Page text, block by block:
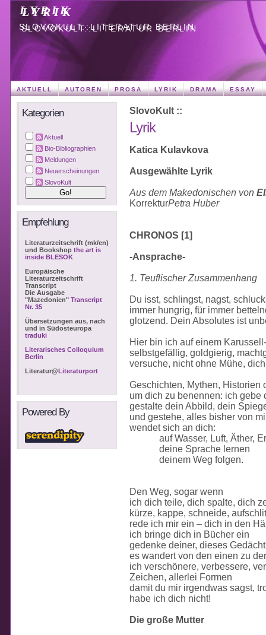
LYRIK
SLOVOKULT::LITERATUR BERLIN
AKTUELL AUTOREN PROSA LYRIK DRAMA ESSAY
Kategorien
Aktuell
Bio-Bibliographien
Meldungen
Neuerscheinungen
SlovoKult
Empfehlung
Literaturzeitschrift (mk/en)
und Bookshop the art is
inside BLESOK
Europäische
Literaturzeitschrift
Transcript
Die Ausgabe
"Mazedonien" Transcript
Nr. 35
Übersetzungen aus, nach
und in Südosteuropa
traduki
Literarisches Colloquium
Berlin
Literatur@Literaturport
Powered By
SlovoKult ::
Lyrik
Katica Kulavkova
Ausgewählte Lyrik
Aus dem Makedonischen von
KorrekturPetra Huber
CHRONOS [1]
-Ansprache-
1. Teuflischer Zusammenhang
Du isst, schlingst, nagst,
immer hungrig, für immer
glotzend. Dein Absolutes ist
Hier bin ich auf einem
selbstgefällig, goldgierig,
versuche, nicht ohne Mühe,
Geschichten, Mythen, Historien
um dich zu benennen: ich
gestalte dein Abbild, dein
und gestehe, alles bisher von
wendet sich an dich:
auf Wasser, Luft, Äther,
deine Sprache lernen
deinem Weg folgen.
Den Weg, sogar wenn
ich dich teile, dich spalte, dich
kürze, kappe, schneide,
rede ich mir ein – dich in den
ich bringe dich in Bücher ein
gedenke deiner, dieses
es wandert von den einen zu
ich verschönere, verbessere,
Zeichen, allerlei Formen
damit du mir irgendwas sagst,
habe ich dich nicht!
Die große Mutter